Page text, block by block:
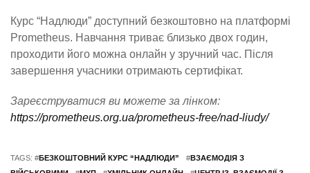
Курс “Надлюди” доступний безкоштовно на платформі
Prometheus. Навчання триває близько двох годин,
проходити його можна онлайн у зручний час. Після
завершення учасники отримають сертифікат.
Зареєструватися ви можете за лінком:
https://prometheus.org.ua/prometheus-free/nad-liudy/
TAGS: #БЕЗКОШТОВНИЙ КУРС “НАДЛЮДИ” #ВЗАЄМОДІЯ З